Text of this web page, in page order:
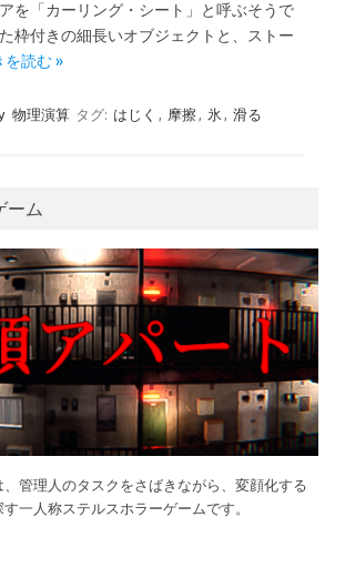
を「カーリング・シート」と呼ぶそうで
枠付きの細長いオブジェクトと、ストー
を読む »
物理演算 タグ: はじく , 摩擦, 氷 , 滑る
ーム
、管理人のタスクをさばきながら、変顔化する
一人称ステルスホラーゲームです。